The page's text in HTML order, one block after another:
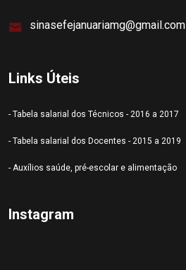
sinasefejanuariamg@gmail.com
Links Úteis
- Tabela salarial dos Técnicos - 2016 a 2017
- Tabela salarial dos Docentes - 2015 a 2019
- Auxílios saúde, pré-escolar e alimentação
Instagram